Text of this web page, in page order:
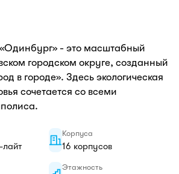
- это масштабный
городском округе, созданный
в городе». Здесь экологическая
сочетается со всеми
лайт
Корпуса
16 корпусов
Этажность